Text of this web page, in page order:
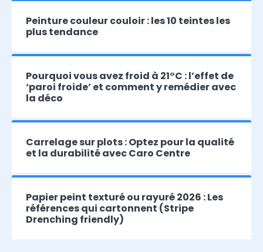
Peinture couleur couloir : les 10 teintes les
plus tendance
Pourquoi vous avez froid à 21°C : l’effet de
‘paroi froide’ et comment y remédier avec
la déco
Carrelage sur plots : Optez pour la qualité
et la durabilité avec Caro Centre
Papier peint texturé ou rayuré 2026 : Les
références qui cartonnent (Stripe
Drenching friendly)